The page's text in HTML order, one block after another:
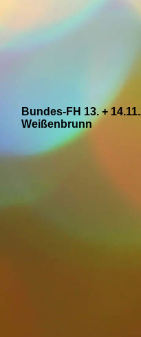
Bundes-FH 13. +
Weißenbrunn